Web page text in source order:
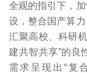
全观的指引下，
设，整合国产算
汇聚高校、科研
建共智共享”的良
需求呈现出“复